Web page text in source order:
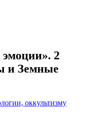
2
и Земные
оккультизму